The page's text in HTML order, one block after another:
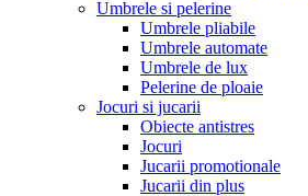
Umbrele si pelerine
Umbrele pliabile
Umbrele automate
Umbrele de lux
Pelerine de ploaie
Jocuri si jucarii
Obiecte antistres
Jocuri
Jucarii promotionale
Jucarii din plus